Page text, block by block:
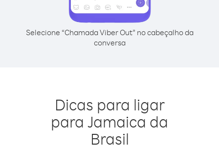
Selecione “Chamada Viber Out” no cabeçalho da
conversa
Dicas para ligar
para Jamaica da
Brasil